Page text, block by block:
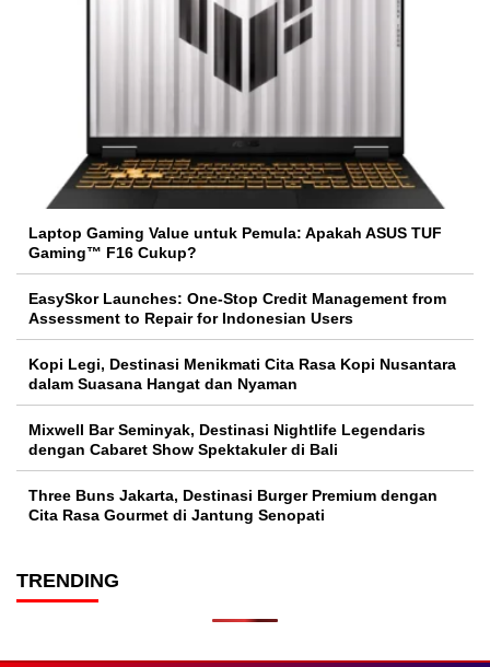
Laptop Gaming Value untuk Pemula: Apakah ASUS TUF
Gaming™ F16 Cukup?
EasySkor Launches: One-Stop Credit Management from
Assessment to Repair for Indonesian Users
Kopi Legi, Destinasi Menikmati Cita Rasa Kopi Nusantara
dalam Suasana Hangat dan Nyaman
Mixwell Bar Seminyak, Destinasi Nightlife Legendaris
dengan Cabaret Show Spektakuler di Bali
Three Buns Jakarta, Destinasi Burger Premium dengan
Cita Rasa Gourmet di Jantung Senopati
TRENDING